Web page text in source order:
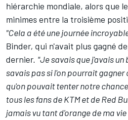
hiérarchie mondiale, alors que
minimes entre la troisième
"Cela a été une journée
Binder, qui n'avait plus gagné
dernier. "Je savais que j'avais
savais pas si l'on pourrait gagner
qu'on pouvait tenter notre
tous les fans de KTM et de Red
jamais vu tant d'orange de ma